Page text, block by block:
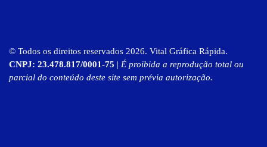
© Todos os direitos reservados 2026. Vital Gráfica Rápida.
CNPJ: 23.478.817/0001-75 | É proibida a reprodução total ou
parcial do conteúdo deste site sem prévia autorização.